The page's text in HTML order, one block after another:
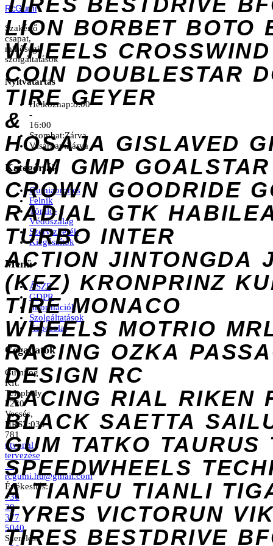
LION BORBET BOTO
WHEELS CROSSWIND
COIN DOUBLESTAR
TIRE GEYER
&
HOSAJA GISLAVED
GUM GMP GOALSTAR
CROWN GOODRIDE
RADIAL GTK
TURBO INTER
ACTION JINTONGDA
(KFZ) KRONPRINZ
TIRE MONACO
WHEELS MOTRIO
RACING OZKA
DESIGN RC
RACING RIAL RIKEN
BLACK SAETTA
GUM TATKO TAURUS
SPEEDWHEELS
A TIANFU TIANLI
TYRES VICTORUN
TIRES BESTDRIVE
RcGumi
Szakértő
csapat,
minőségi
szolgáltatások
Nyitvatartás
Hétköznap:8:00
-
16:00
Szombat:Zárva
Vasárnap:Zárva
Kategóriák
Gumiabroncs
Felnik
Tömlő-
Védőszalag
Szervizkerék
Kiegészítők
Menü
ÁSZF
GDPR
Információk
Szolgáltatások
Kapcsolat
Cégadatok
Gumilog
Kft.
Telephely
2220
Vecsés,
HRSZ:039
781
útvonal
tervezése
→
rcgumi.hu@gmail.com
Értékesítés:
+36
30
377
5040
Szerelés: